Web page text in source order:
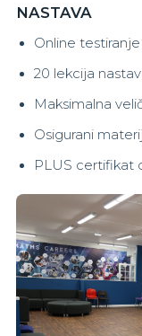
NASTAVA
Online
20 lekcija
Maksimalna
Osigurani
PLUS certifikat